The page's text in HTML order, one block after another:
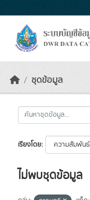
ชุดข้อมูล
เรียงโดย
ไม่พบชุดข้อมูล